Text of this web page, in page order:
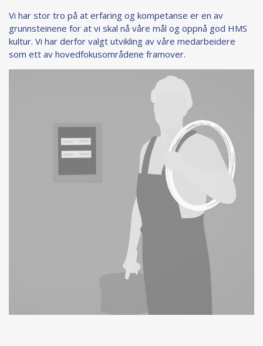
Vi har stor tro på at erfaring og kompetanse er en av
grunnsteinene for at vi skal nå våre mål og oppnå god HMS
kultur. Vi har derfor valgt utvikling av våre medarbeidere
som ett av hovedfokusområdene framover.